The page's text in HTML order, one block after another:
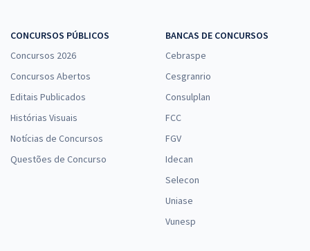
CONCURSOS PÚBLICOS
Concursos 2026
Concursos Abertos
Editais Publicados
Histórias Visuais
Notícias de Concursos
Questões de Concurso
BANCAS DE CONCURSOS
Cebraspe
Cesgranrio
Consulplan
FCC
FGV
Idecan
Selecon
Uniase
Vunesp